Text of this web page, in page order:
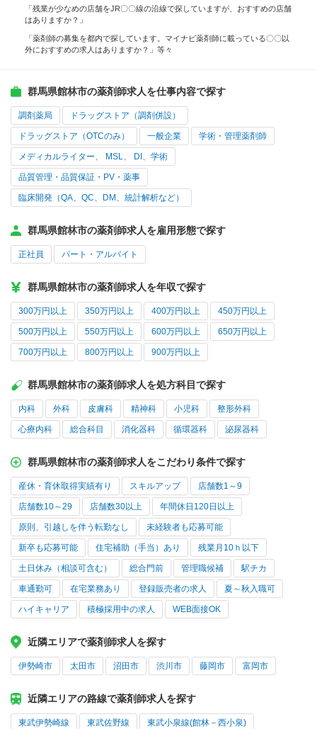
「残業が少なめの店舗をJR〇〇線の沿線で探していますが、おすすめの店舗
はありますか？」
「薬剤師の募集を都内で探しています。マイナビ薬剤師に載っている〇〇以
外におすすめの求人はありますか？」等々
群馬県館林市の薬剤師求人を仕事内容で探す
調剤薬局 ドラッグストア（調剤併設）
ドラッグストア（OTCのみ） 一般企業 学術・管理薬剤師
メディカルライター、 MSL、 DI、学術
品質管理・品質保証・PV・薬事
臨床開発（QA、QC、DM、統計解析など）
群馬県館林市の薬剤師求人を雇用形態で探す
正社員 パート・アルバイト
群馬県館林市の薬剤師求人を年収で探す
300万円以上 350万円以上 400万円以上 450万円以上
500万円以上 550万円以上 600万円以上 650万円以上
700万円以上 800万円以上 900万円以上
群馬県館林市の薬剤師求人を処方科目で探す
内科 外科 皮膚科 精神科 小児科 整形外科
心療内科 総合科目 消化器科 循環器科 泌尿器科
群馬県館林市の薬剤師求人をこだわり条件で探す
産休・育休取得実績有り スキルアップ 店舗数1～9
店舗数10～29 店舗数30以上 年間休日120日以上
原則、引越しを伴う転勤なし 未経験者も応募可能
新卒も応募可能 住宅補助（手当）あり 残業月10ｈ以下
土日休み（相談可含む） 総合門前 管理職候補 駅チカ
車通勤可 在宅業務あり 登録販売者の求人 夏～秋入職可
ハイキャリア 積極採用中の求人 WEB面接OK
近隣エリアで薬剤師求人を探す
伊勢崎市 太田市 沼田市 渋川市 藤岡市 富岡市
近隣エリアの路線で薬剤師求人を探す
東武伊勢崎線 東武佐野線 東武小泉線(館林－西小泉)